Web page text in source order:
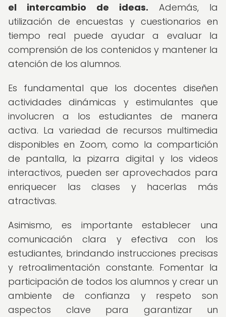
el intercambio de ideas. Además, la
utilización de encuestas y cuestionarios en
tiempo real puede ayudar a evaluar la
comprensión de los contenidos y mantener la
atención de los alumnos.
Es fundamental que los docentes diseñen
actividades dinámicas y estimulantes que
involucren a los estudiantes de manera
activa. La variedad de recursos multimedia
disponibles en Zoom, como la compartición
de pantalla, la pizarra digital y los videos
interactivos, pueden ser aprovechados para
enriquecer las clases y hacerlas más
atractivas.
Asimismo, es importante establecer una
comunicación clara y efectiva con los
estudiantes, brindando instrucciones precisas
y retroalimentación constante. Fomentar la
participación de todos los alumnos y crear un
ambiente de confianza y respeto son
aspectos clave para garantizar un